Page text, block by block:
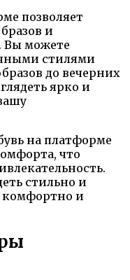
позволяет
и
Вы можете
стилями
до вечерних
ярко и
на платформе
что
стильно и
комфортно и